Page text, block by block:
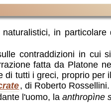
in
contraddizioni in cui
fatta da Platone
di tutti i greci, proprio per
, di Roberto Rossellini.
l'uomo, la anthropìne